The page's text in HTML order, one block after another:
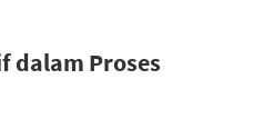
dalam Proses